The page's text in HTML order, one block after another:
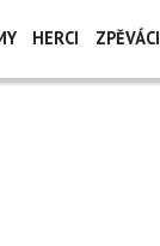
HERCI ZPĚVÁCI